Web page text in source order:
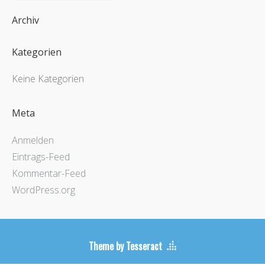
Archiv
Kategorien
Keine Kategorien
Meta
Anmelden
Eintrags-Feed
Kommentar-Feed
WordPress.org
Theme by Tesseract